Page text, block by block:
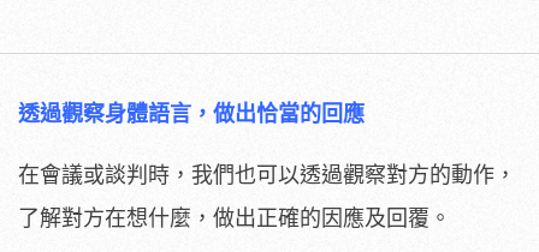
透過觀察身體語言，做出恰當的回應
在會議或談判時，我們也可以透過觀察對方的動作，
了解對方在想什麼，做出正確的因應及回覆。